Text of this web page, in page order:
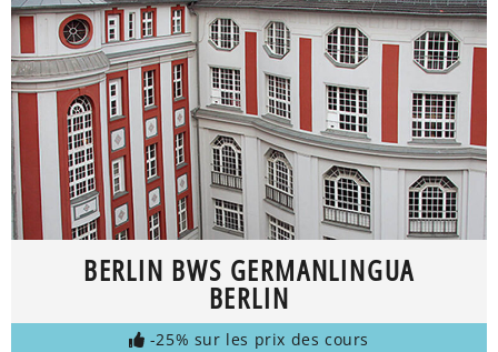
BERLIN BWS GERMANLINGUA
BERLIN
-25% sur les prix des cours